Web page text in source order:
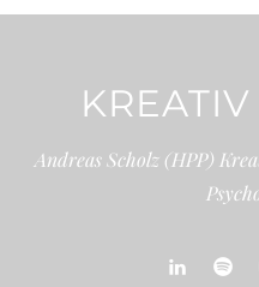
Andreas Scholz (HPP)